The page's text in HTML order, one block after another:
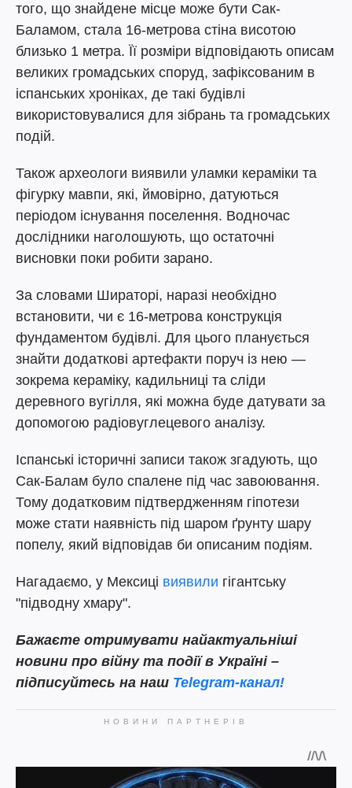
того, що знайдене місце може бути Сак-
Баламом, стала 16-метрова стіна висотою
близько 1 метра. Її розміри відповідають описам
великих громадських споруд, зафіксованим в
іспанських хроніках, де такі будівлі
використовувалися для зібрань та громадських
подій.
Також археологи виявили уламки кераміки та
фігурку мавпи, які, ймовірно, датуються
періодом існування поселення. Водночас
дослідники наголошують, що остаточні
висновки поки робити зарано.
За словами Шираторі, наразі необхідно
встановити, чи є 16-метрова конструкція
фундаментом будівлі. Для цього планується
знайти додаткові артефакти поруч із нею —
зокрема кераміку, кадильниці та сліди
деревного вугілля, які можна буде датувати за
допомогою радіовуглецевого аналізу.
Іспанські історичні записи також згадують, що
Сак-Балам було спалене під час завоювання.
Тому додатковим підтвердженням гіпотези
може стати наявність під шаром ґрунту шару
попелу, який відповідав би описаним подіям.
Нагадаємо, у Мексиці виявили гігантську
"підводну хмару".
Бажаєте отримувати найактуальніші
новини про війну та події в Україні –
підписуйтесь на наш Telegram-канал!